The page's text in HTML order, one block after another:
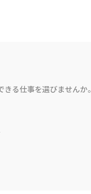
る仕事を選びませんか。